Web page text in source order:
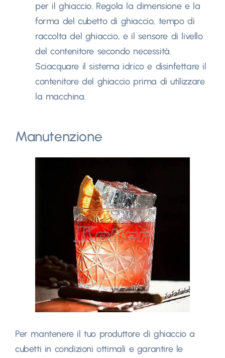
per il ghiaccio. Regola la dimensione e la
forma del cubetto di ghiaccio, tempo di
raccolta del ghiaccio, e il sensore di livello
del contenitore secondo necessità.
Sciacquare il sistema idrico e disinfettare il
contenitore del ghiaccio prima di utilizzare
la macchina.
Manutenzione
Per mantenere il tuo produttore di ghiaccio a
cubetti in condizioni ottimali e garantire le